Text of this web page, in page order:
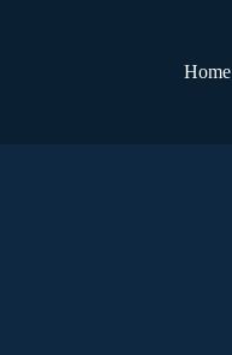
Home